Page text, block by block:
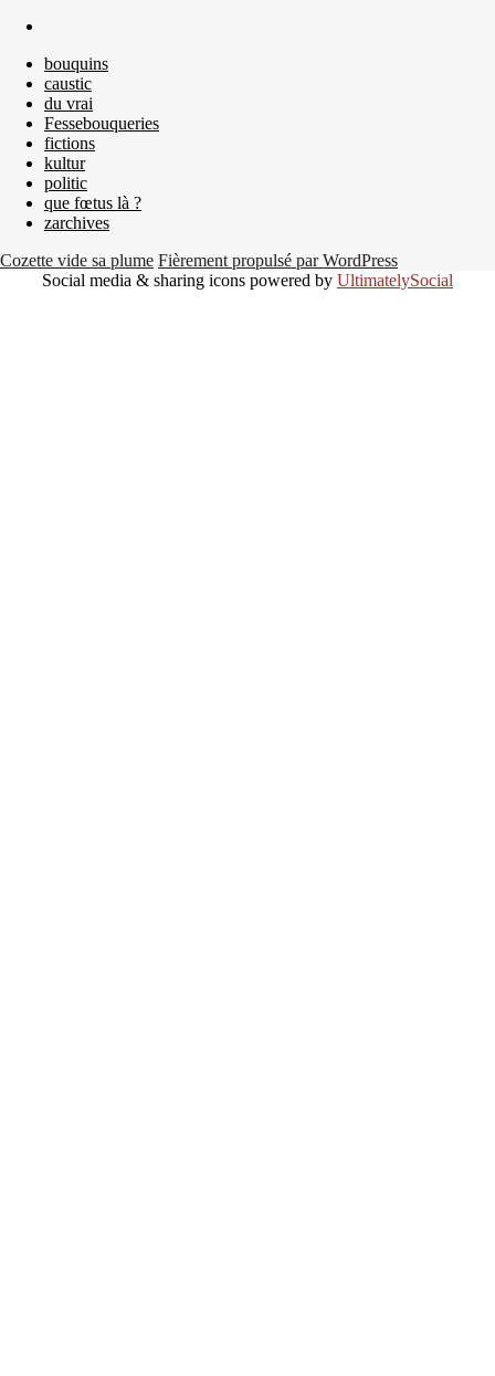
bouquins
caustic
du vrai
Fessebouqueries
fictions
kultur
politic
que fœtus là ?
zarchives
Cozette vide sa plume Fièrement propulsé par WordPress
Social media & sharing icons powered by UltimatelySocial